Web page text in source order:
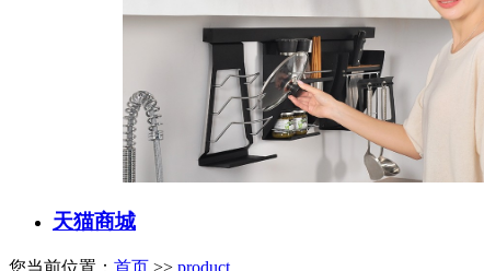
天猫商城
您当前位置： 首页 >> product